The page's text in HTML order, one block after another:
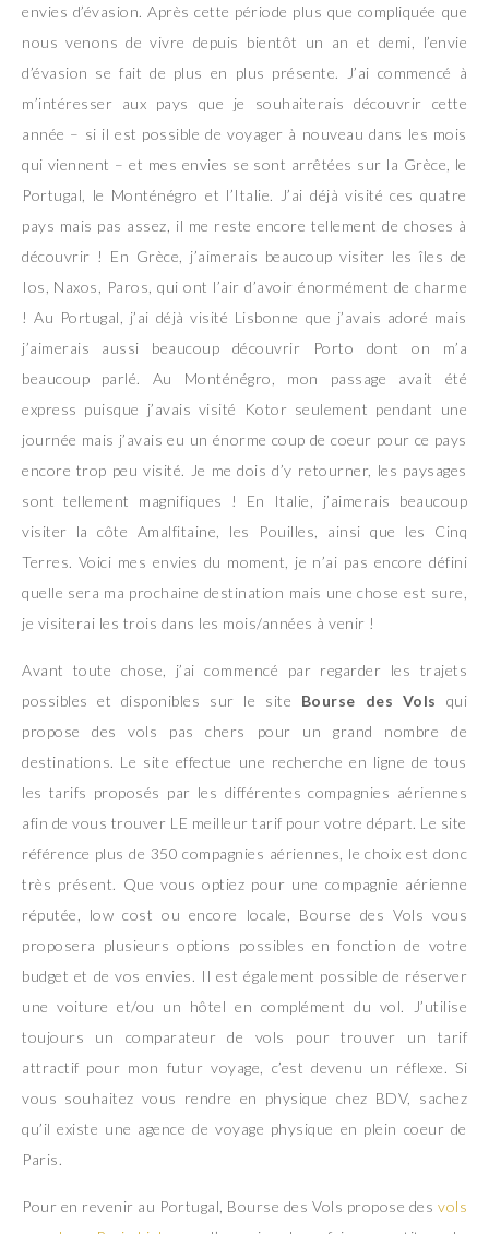
envies d’évasion. Après cette période plus que compliquée que
nous venons de vivre depuis bientôt un an et demi, l’envie
d’évasion se fait de plus en plus présente. J’ai commencé à
m’intéresser aux pays que je souhaiterais découvrir cette
année – si il est possible de voyager à nouveau dans les mois
qui viennent – et mes envies se sont arrêtées sur la Grèce, le
Portugal, le Monténégro et l’Italie. J’ai déjà visité ces quatre
pays mais pas assez, il me reste encore tellement de choses à
découvrir ! En Grèce, j’aimerais beaucoup visiter les îles de
Ios, Naxos, Paros, qui ont l’air d’avoir énormément de charme
! Au Portugal, j’ai déjà visité Lisbonne que j’avais adoré mais
j’aimerais aussi beaucoup découvrir Porto dont on m’a
beaucoup parlé. Au Monténégro, mon passage avait été
express puisque j’avais visité Kotor seulement pendant une
journée mais j’avais eu un énorme coup de coeur pour ce pays
encore trop peu visité. Je me dois d’y retourner, les paysages
sont tellement magnifiques ! En Italie, j’aimerais beaucoup
visiter la côte Amalfitaine, les Pouilles, ainsi que les Cinq
Terres. Voici mes envies du moment, je n’ai pas encore défini
quelle sera ma prochaine destination mais une chose est sure,
je visiterai les trois dans les mois/années à venir !
Avant toute chose, j’ai commencé par regarder les trajets
possibles et disponibles sur le site Bourse des Vols
qui
propose des vols pas chers pour un grand nombre de
destinations. Le site effectue une recherche en ligne de tous
les tarifs proposés par les différentes compagnies aériennes
afin de vous trouver LE meilleur tarif pour votre départ. Le site
référence plus de 350 compagnies aériennes, le choix est donc
très présent. Que vous optiez pour une compagnie aérienne
réputée, low cost ou encore locale, Bourse des Vols vous
proposera plusieurs options possibles en fonction de votre
budget et de vos envies. Il est également possible de réserver
une voiture et/ou un hôtel en complément du vol. J’utilise
toujours un comparateur de vols pour trouver un tarif
attractif pour mon futur voyage, c’est devenu un réflexe. Si
vous souhaitez vous rendre en physique chez BDV, sachez
qu’il existe une agence de voyage physique en plein coeur de
Paris.
Pour en revenir au Portugal, Bourse des Vols propose des vols